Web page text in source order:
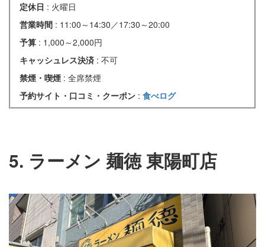
定休日 : 火曜日
営業時間 : 11:00～14:30／17:30～20:00
予算 : 1,000～2,000円
キャッシュレス決済 : 不可
禁煙・喫煙 : 全席禁煙
予約サイト・口コミ・クーポン : 食べログ
5. ラーメン 麺徳 東陽町店